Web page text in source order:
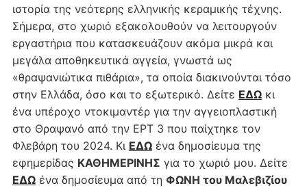
ιστορία της νεότερης ελληνικής κεραμικής τέχνης.
Σήμερα, στο χωριό εξακολουθούν να λειτουργούν
εργαστήρια που κατασκευάζουν ακόμα μικρά και
μεγάλα αποθηκευτικά αγγεία, γνωστά ως
«θραψανιώτικα πιθάρια», τα οποία διακινούνται τόσο
στην Ελλάδα, όσο και το εξωτερικό. Δείτε ΕΔΩκι
ένα υπέροχο ντοκιμαντέρ για την αγγειοπλαστική
στο Θραψανό από την ΕΡΤ 3 που παίχτηκε τον
Φλεβάρη του 2024. Κι ΕΔΩένα δημοσίευμα της
εφημερίδας ΚΑΘΗΜΕΡΙΝΗΣ για το χωριό μου. Δείτε
ΕΔΩένα δημοσίευμα από τη ΦΩΝΗ του Μαλεβιζίου